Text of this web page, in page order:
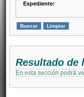
Expediente:
Resultado de
En esta sección podrá